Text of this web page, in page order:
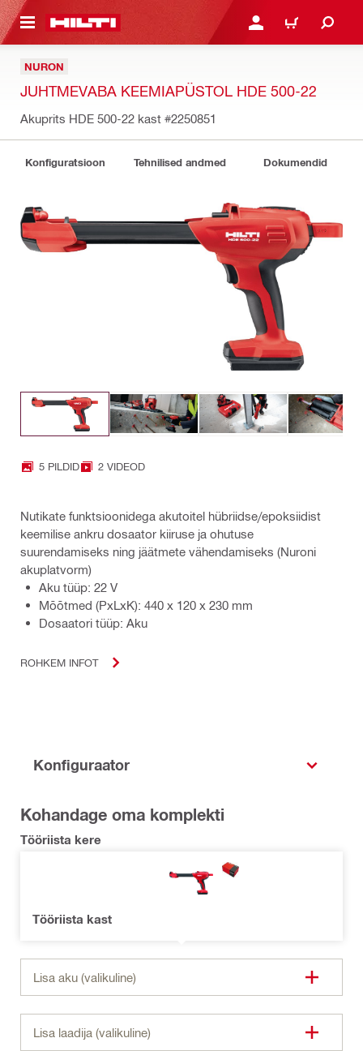
JUURDE LOGI SISSE VÕI
OSTUKORV
NURON
JUHTMEVABA KEEMIAPÜSTOL HDE 500-22
Akuprits HDE 500-22 kast #2250851
Konfiguratsioon Tehnilised andmed Dokumendid
5 PILDID 2 VIDEOD
Nutikate funktsioonidega akutoitel hübriidse/epoksiidist
keemilise ankru dosaator kiiruse ja ohutuse
suurendamiseks ning jäätmete vähendamiseks (Nuroni
akuplatvorm)
Aku tüüp: 22 V
Mõõtmed (PxLxK): 440 x 120 x 230 mm
Dosaatori tüüp: Aku
ROHKEM INFOT
Konfiguraator
Kohandage oma komplekti
Tööriista kere
Tööriista kast
Lisa aku (valikuline)
Lisa laadija (valikuline)